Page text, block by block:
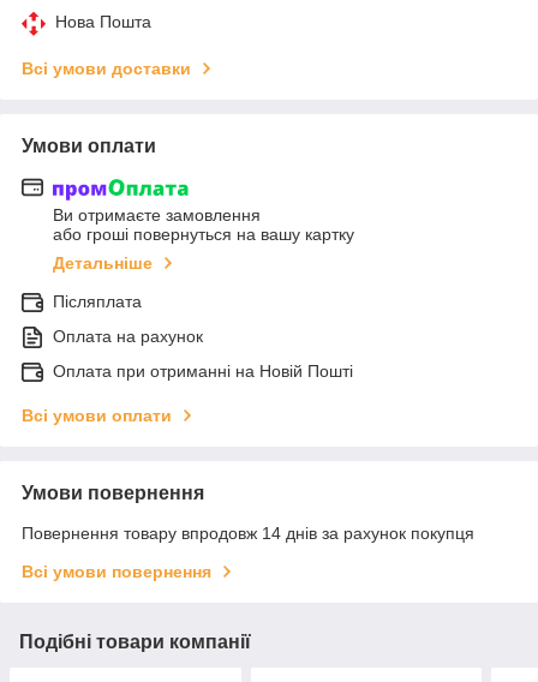
Нова Пошта
Всі умови доставки
Умови оплати
Ви отримаєте замовлення
або гроші повернуться на вашу картку
Детальніше
Післяплата
Оплата на рахунок
Оплата при отриманні на Новій Пошті
Всі умови оплати
Умови повернення
Повернення товару впродовж 14 днів за рахунок покупця
Всі умови повернення
Подібні товари компанії